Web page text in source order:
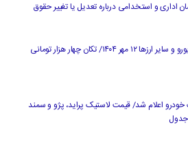
اداری و استخدامی درباره تعدیل یا تغییر حقوق
قیمت جدید دلار، یورو و سایر ارزها ۱۲ مهر ۱۴۰۴/ تکان چهار هزار تومانی
اعلام شد/ قیمت لاستیک پراید، پژو و سمند
جدول